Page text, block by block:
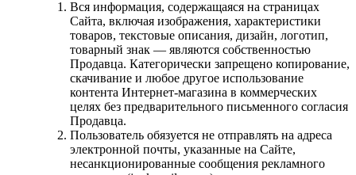
Вся информация, содержащаяся на страницах
Сайта, включая изображения, характеристики
товаров, текстовые описания, дизайн, логотип,
товарный знак — являются собственностью
Продавца. Категорически запрещено копирование,
скачивание и любое другое использование
контента Интернет-магазина в коммерческих
целях без предварительного письменного согласия
Продавца.
Пользователь обязуется не отправлять на адреса
электронной почты, указанные на Сайте,
несанкционированные сообщения рекламного